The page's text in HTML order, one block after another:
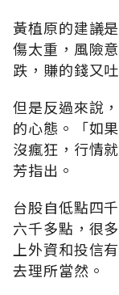
黃植原的建議
傷太重，風險
跌，賺的錢又
但是反過來說
的心態。「如
沒瘋狂，行情
芳指出。
台股自低點四
六千多點，很
上外資和投信
去理所當然。